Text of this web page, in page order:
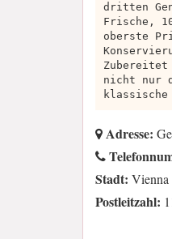
dritten
Frische,
oberste
nicht nur
Adresse:
Stadt: Vienna
Postleitzahl: